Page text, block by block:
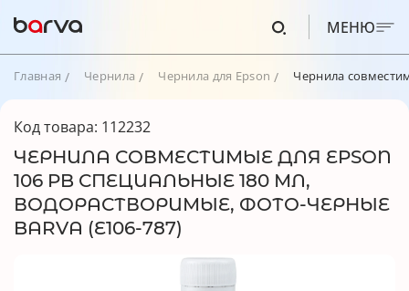
МЕНЮ
Главная Чернила Чернила для Epson Чернила
Код товара: 112232
ЧЕРНИЛА СОВМЕСТИМЫЕ ДЛЯ EPSON
106 PB СПЕЦИАЛЬНЫЕ 180 МЛ,
ВОДОРАСТВОРИМЫЕ, ФОТО-ЧЕРНЫЕ
BARVA (E106-787)